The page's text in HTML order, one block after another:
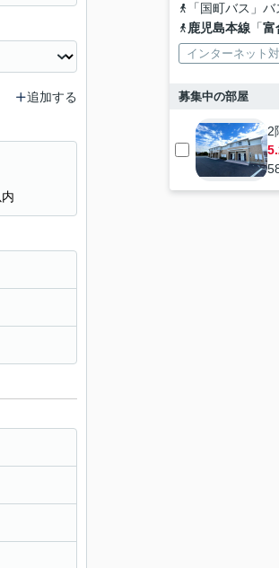
「国町バス」
鹿児島本線「富
インターネット
募集中の部屋
2
追加する